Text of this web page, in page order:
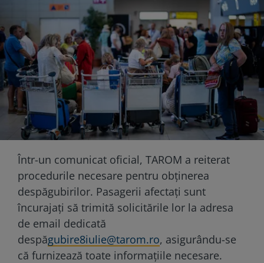
Într-un comunicat oficial, TAROM a reiterat
procedurile necesare pentru obținerea
despăgubirilor. Pasagerii afectați sunt
încurajați să trimită solicitările lor la adresa
de email dedicată
despăgubire8iulie@tarom.ro, asigurându-se
că furnizează toate informațiile necesare.